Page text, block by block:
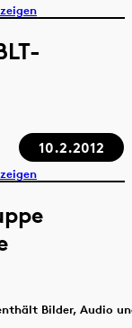
10.2.2012
Bilder, Audio